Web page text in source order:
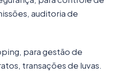
auditoria de
para gestão de
transações de luvas.